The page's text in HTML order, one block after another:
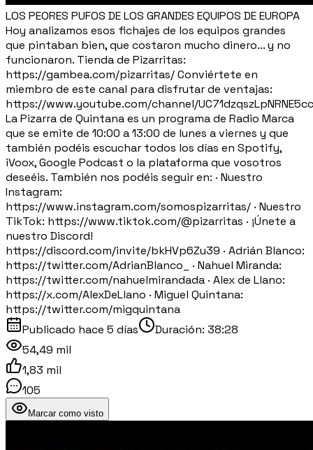
LOS PEORES PUFOS DE LOS GRANDES EQUIPOS DE EUROPA
Hoy analizamos esos fichajes de los equipos grandes
que pintaban bien, que costaron mucho dinero... y no
funcionaron. Tienda de Pizarritas:
https://gambea.com/pizarritas/ Conviértete en
miembro de este canal para disfrutar de ventajas:
https://www.youtube.com/channel/
La Pizarra de Quintana es un programa de Radio Marca
que se emite de 10:00 a 13:00 de lunes a viernes y que
también podéis escuchar todos los días en Spotify,
iVoox, Google Podcast o la plataforma que vosotros
deseéis. También nos podéis seguir en: · Nuestro
Instagram:
https://www.instagram.com/somospizarritas/ · Nuestro
TikTok: https://www.tiktok.com/@pizarritas · ¡Únete a
nuestro Discord!
https://discord.com/invite/bkHVp6Zu39 · Adrián Blanco:
https://twitter.com/AdrianBlanco_ · Nahuel Miranda:
https://twitter.com/nahuelmirandada · Alex de Llano:
https://x.com/AlexDeLlano · Miguel Quintana:
https://twitter.com/migquintana
Publicado hace 5 días Duración: 38:28
54,49 mil
1,83 mil
105
Marcar como visto